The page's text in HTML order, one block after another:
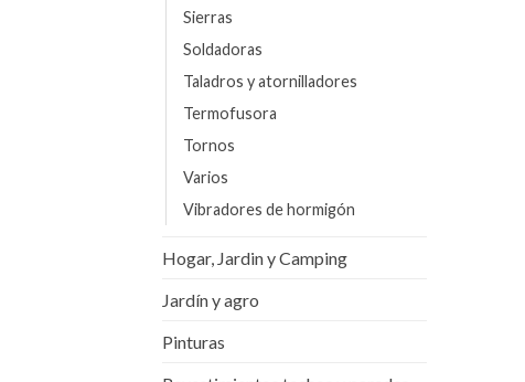
Sierras
Soldadoras
Taladros y atornilladores
Termofusora
Tornos
Varios
Vibradores de hormigón
Hogar, Jardin y Camping
Jardín y agro
Pinturas